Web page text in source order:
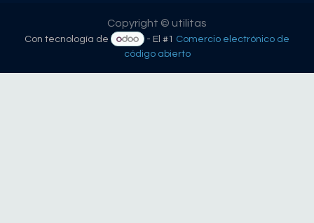
Copyright © utilitas
Con tecnología de - El #1 Comercio electrónico de
código abierto